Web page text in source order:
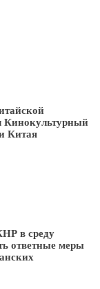
Кинокультурный
Китая
в среду
ответные меры